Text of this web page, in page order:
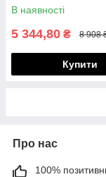
В наявності
5 344,80 ₴ 8 908
Купити
Про нас
100%